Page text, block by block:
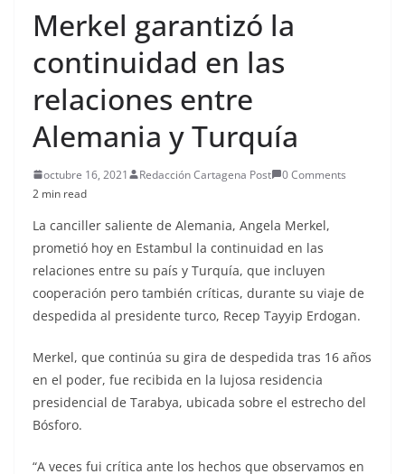
Merkel garantizó la
continuidad en las
relaciones entre
Alemania y Turquía
octubre 16, 2021 Redacción Cartagena Post
0 Comments
2 min read
La canciller saliente de Alemania, Angela Merkel,
prometió hoy en Estambul la continuidad en las
relaciones entre su país y Turquía, que incluyen
cooperación pero también críticas, durante su viaje de
despedida al presidente turco, Recep Tayyip Erdogan.
Merkel, que continúa su gira de despedida tras 16 años
en el poder, fue recibida en la lujosa residencia
presidencial de Tarabya, ubicada sobre el estrecho del
Bósforo.
“A veces fui crítica ante los hechos que observamos en